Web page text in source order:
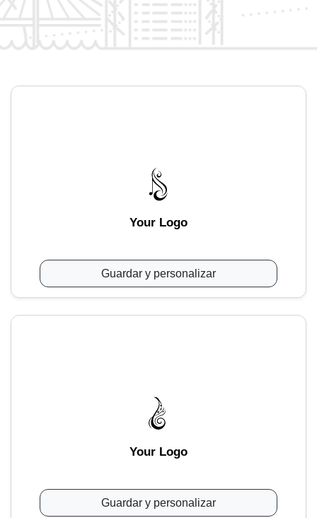
Your Logo
Guardar y personalizar
Your Logo
Guardar y personalizar